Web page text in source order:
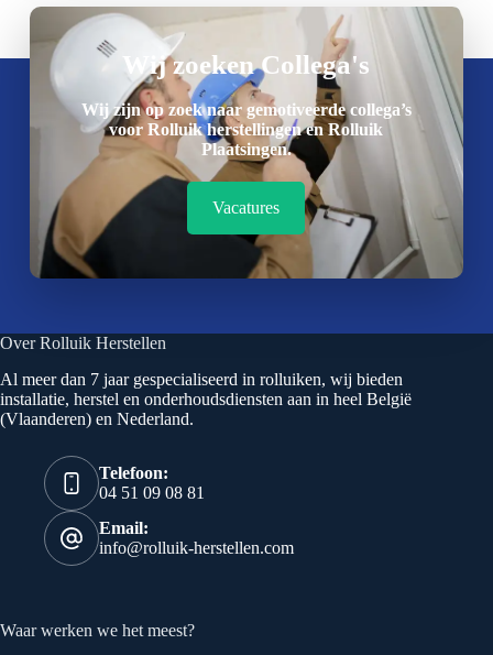
Wij zoeken Collega's
Wij zijn op zoek naar gemotiveerde collega’s
voor Rolluik herstellingen en Rolluik
Plaatsingen.
Vacatures
Over Rolluik Herstellen
Al meer dan 7 jaar gespecialiseerd in rolluiken, wij bieden
installatie, herstel en onderhoudsdiensten aan in heel België
(Vlaanderen) en Nederland.
Telefoon:
04 51 09 08 81
Email:
info@rolluik-herstellen.com
Waar werken we het meest?